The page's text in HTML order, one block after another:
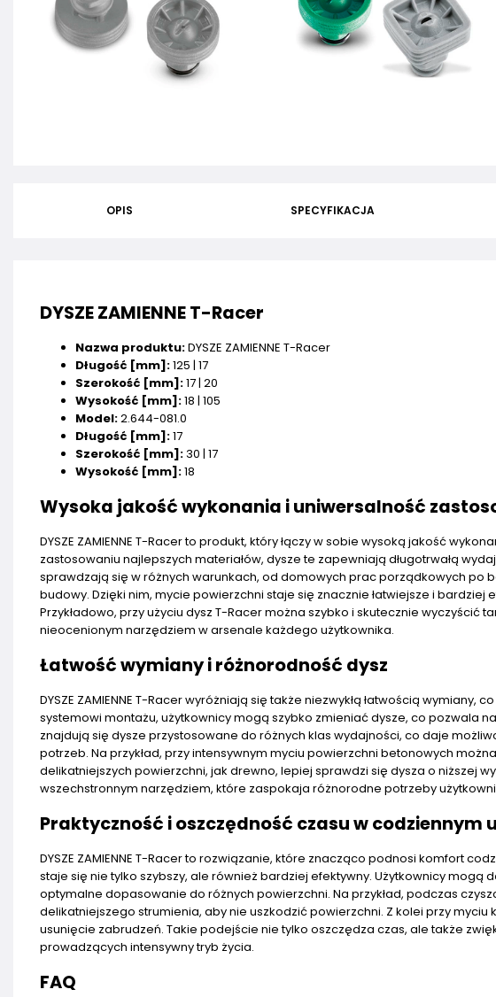
OPIS SPECYFIKACJA
DYSZE ZAMIENNE T-Racer
Nazwa produktu:DYSZE ZAMIENNE T-Racer
Długość [mm]:125 | 17
Szerokość [mm]:17 | 20
Wysokość [mm]:18 | 105
Model:2.644-081.0
Długość [mm]:17
Szerokość [mm]:30 | 17
Wysokość [mm]:18
Wysoka jakość wykonania i uniwersalność
DYSZE ZAMIENNE T-Racer to produkt, który łączy w sobie wysoką jakość
zastosowaniu najlepszych materiałów, dysze te zapewniają długotrwałą
sprawdzają się w różnych warunkach, od domowych prac porządkowych po
budowy. Dzięki nim, mycie powierzchni staje się znacznie łatwiejsze i
Przykładowo, przy użyciu dysz T-Racer można szybko i skutecznie
nieocenionym narzędziem w arsenale każdego użytkownika.
Łatwość wymiany i różnorodność dysz
DYSZE ZAMIENNE T-Racer wyróżniają się także niezwykłą łatwością
systemowi montażu, użytkownicy mogą szybko zmieniać dysze, co pozwala
znajdują się dysze przystosowane do różnych klas wydajności, co daje
potrzeb. Na przykład, przy intensywnym myciu powierzchni betonowych
delikatniejszych powierzchni, jak drewno, lepiej sprawdzi się dysza o niższej
wszechstronnym narzędziem, które zaspokaja różnorodne potrzeby
Praktyczność i oszczędność czasu w codziennym
DYSZE ZAMIENNE T-Racer to rozwiązanie, które znacząco podnosi komfort
staje się nie tylko szybszy, ale również bardziej efektywny. Użytkownicy
optymalne dopasowanie do różnych powierzchni. Na przykład, podczas
delikatniejszego strumienia, aby nie uszkodzić powierzchni. Z kolei przy
usunięcie zabrudzeń. Takie podejście nie tylko oszczędza czas, ale także
prowadzących intensywny tryb życia.
FAQ